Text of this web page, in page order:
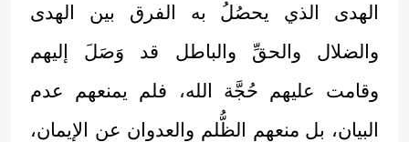
الهدى الذي يحصُلُ به الفرق بين الهدى
والضلال والحقِّ والباطل قد وَصَلَ إليهم
وقامت عليهم حُجَّة الله، فلم يمنعهم عدم
البيان، بل منعهم الظُّلم والعدوان عن الإيمان،